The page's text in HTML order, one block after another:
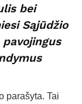
bei
Sąjūdžio
parašyta. Tai